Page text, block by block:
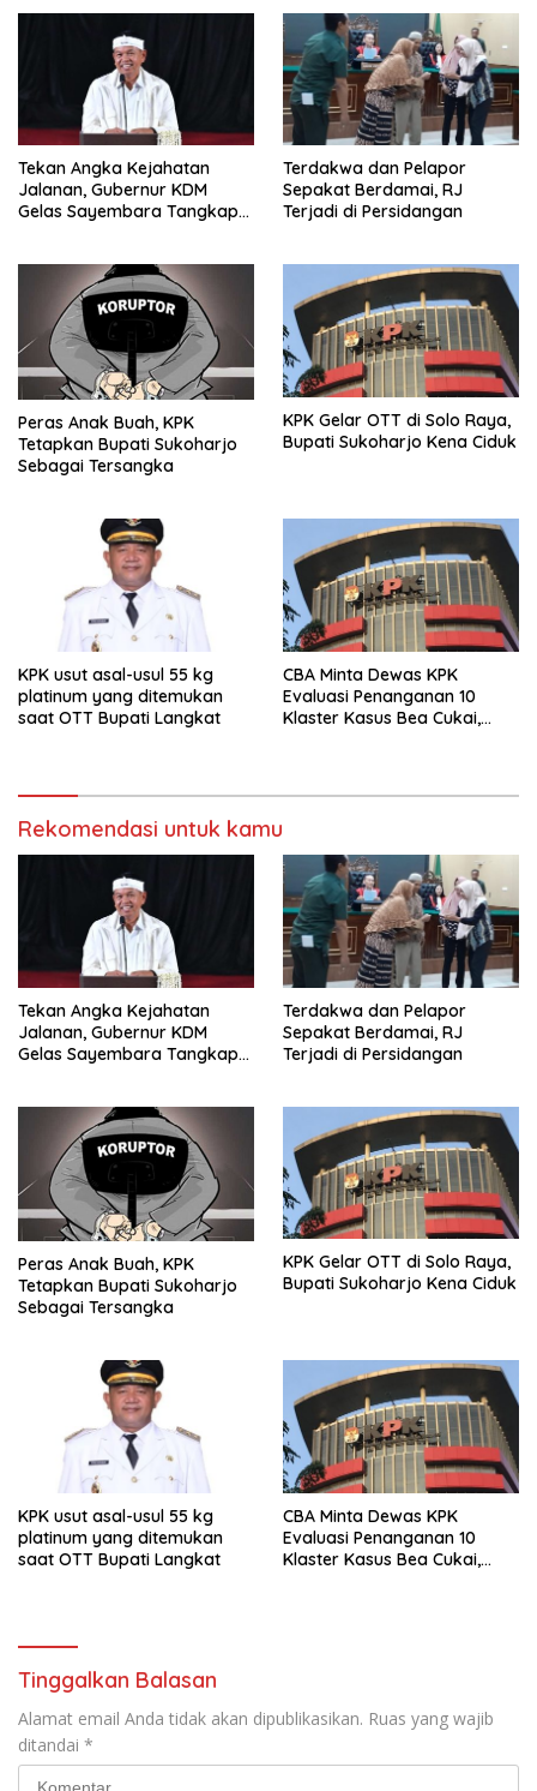
Tekan Angka Kejahatan
Jalanan, Gubernur KDM
Gelas Sayembara Tangkap
Terdakwa dan Pelapor
Sepakat Berdamai, RJ
Terjadi di Persidangan
Peras Anak Buah, KPK
Tetapkan Bupati Sukoharjo
Sebagai Tersangka
KPK Gelar OTT di Solo Raya,
Bupati Sukoharjo Kena Ciduk
KPK usut asal-usul 55 kg
platinum yang ditemukan
saat OTT Bupati Langkat
CBA Minta Dewas KPK
Evaluasi Penanganan 10
Klaster Kasus Bea Cukai,
Rekomendasi untuk kamu
Tekan Angka Kejahatan
Jalanan, Gubernur KDM
Gelas Sayembara Tangkap
Terdakwa dan Pelapor
Sepakat Berdamai, RJ
Terjadi di Persidangan
Peras Anak Buah, KPK
Tetapkan Bupati Sukoharjo
Sebagai Tersangka
KPK Gelar OTT di Solo Raya,
Bupati Sukoharjo Kena Ciduk
KPK usut asal-usul 55 kg
platinum yang ditemukan
saat OTT Bupati Langkat
CBA Minta Dewas KPK
Evaluasi Penanganan 10
Klaster Kasus Bea Cukai,
Tinggalkan Balasan
Alamat email Anda tidak akan dipublikasikan. Ruas yang wajib
ditandai *